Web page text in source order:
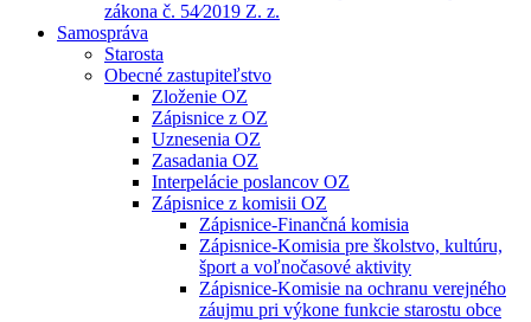
zákona č. 54⁄2019 Z. z.
Samospráva
Starosta
Obecné zastupiteľstvo
Zloženie OZ
Zápisnice z OZ
Uznesenia OZ
Zasadania OZ
Interpelácie poslancov OZ
Zápisnice z komisii OZ
Zápisnice-Finančná komisia
Zápisnice-Komisia pre školstvo, kultúru,
šport a voľnočasové aktivity
Zápisnice-Komisie na ochranu verejného
záujmu pri výkone funkcie starostu obce